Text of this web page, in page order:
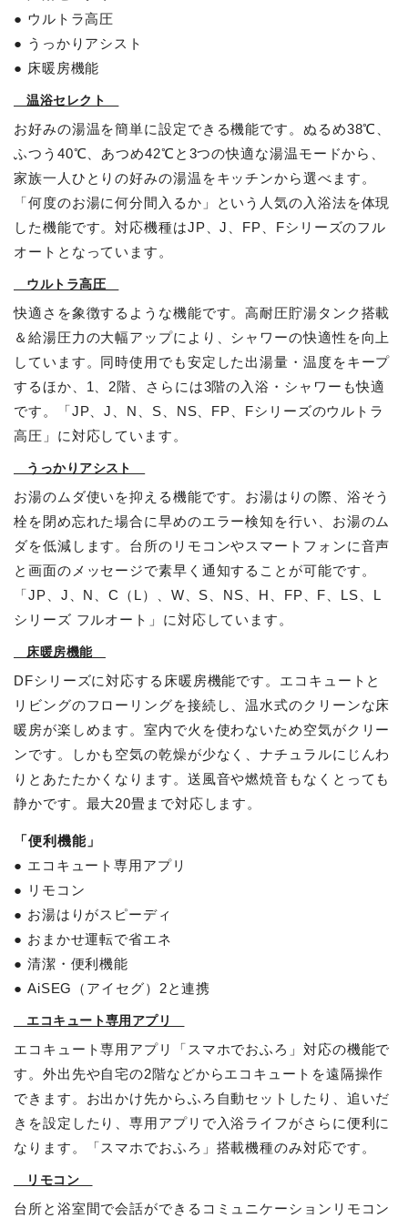
● ウルトラ高圧
● うっかりアシスト
● 床暖房機能
温浴セレクト
お好みの湯温を簡単に設定できる機能です。ぬるめ38℃、
ふつう40℃、あつめ42℃と3つの快適な湯温モードから、
家族一人ひとりの好みの湯温をキッチンから選べます。
「何度のお湯に何分間入るか」という人気の入浴法を体現
した機能です。対応機種はJP、J、FP、Fシリーズのフル
オートとなっています。
ウルトラ高圧
快適さを象徴するような機能です。高耐圧貯湯タンク搭載
＆給湯圧力の大幅アップにより、シャワーの快適性を向上
しています。同時使用でも安定した出湯量・温度をキープ
するほか、1、2階、さらには3階の入浴・シャワーも快適
です。「JP、J、N、S、NS、FP、Fシリーズのウルトラ
高圧」に対応しています。
うっかりアシスト
お湯のムダ使いを抑える機能です。お湯はりの際、浴そう
栓を閉め忘れた場合に早めのエラー検知を行い、お湯のム
ダを低減します。台所のリモコンやスマートフォンに音声
と画面のメッセージで素早く通知することが可能です。
「JP、J、N、C（L）、W、S、NS、H、FP、F、LS、L
シリーズ フルオート」に対応しています。
床暖房機能
DFシリーズに対応する床暖房機能です。エコキュートと
リビングのフローリングを接続し、温水式のクリーンな床
暖房が楽しめます。室内で火を使わないため空気がクリー
ンです。しかも空気の乾燥が少なく、ナチュラルにじんわ
りとあたたかくなります。送風音や燃焼音もなくとっても
静かです。最大20畳まで対応します。
「便利機能」
● エコキュート専用アプリ
● リモコン
● お湯はりがスピーディ
● おまかせ運転で省エネ
● 清潔・便利機能
● AiSEG（アイセグ）2と連携
エコキュート専用アプリ
エコキュート専用アプリ「スマホでおふろ」対応の機能で
す。外出先や自宅の2階などからエコキュートを遠隔操作
できます。お出かけ先からふろ自動セットしたり、追いだ
きを設定したり、専用アプリで入浴ライフがさらに便利に
なります。「スマホでおふろ」搭載機種のみ対応です。
リモコン
台所と浴室間で会話ができるコミュニケーションリモコン